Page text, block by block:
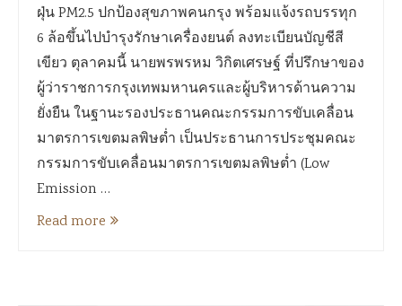
ฝุ่น PM2.5 ปกป้องสุขภาพคนกรุง พร้อมแจ้งรถบรรทุก
6 ล้อขึ้นไปบำรุงรักษาเครื่องยนต์ ลงทะเบียนบัญชีสี
เขียว ตุลาคมนี้ นายพรพรหม วิกิตเศรษฐ์ ที่ปรึกษาของ
ผู้ว่าราชการกรุงเทพมหานครและผู้บริหารด้านความ
ยั่งยืน ในฐานะรองประธานคณะกรรมการขับเคลื่อน
มาตรการเขตมลพิษต่ำ เป็นประธานการประชุมคณะ
กรรมการขับเคลื่อนมาตรการเขตมลพิษต่ำ (Low
Emission …
Read more